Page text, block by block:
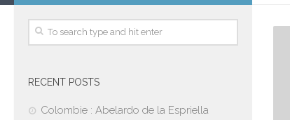
RECENT POSTS
Colombie : Abelardo de la Espriella